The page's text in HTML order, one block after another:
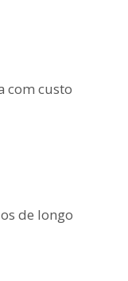
com custo
de longo